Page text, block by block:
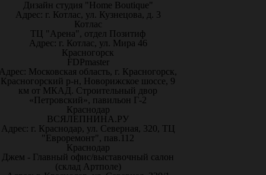
Дизайн студия "Home Boutique"
Адрес: г. Котлас, ул. Кузнецова, д. 3
Котлас
ТЦ "Арена", отдел Позитиф
Адрес: г. Котлас, ул. Мира 46
Красногорск
FDPmaster
Московская область, г. Красногорск,
Красногорский р-н, Новорижское шоссе, 9
км от МКАД. Строительный двор
«Петровский», павильон Г-2
Краснодар
ВСЯЛЕПНИНА.РУ
Адрес: г. Краснодар, ул. Северная, 320, ТЦ
"Евроремонт", пав.112
Краснодар
Джем - Главный офис/выставочный салон
(склад Артполе)